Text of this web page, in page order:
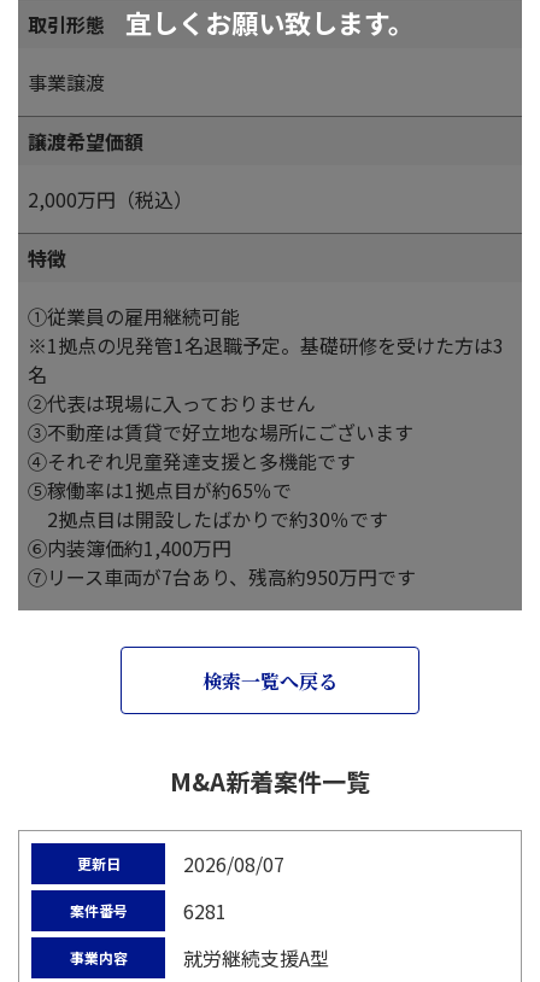
宜しくお願い致します。
取引形態
事業譲渡
譲渡希望価額
2,000万円（税込）
特徴
①従業員の雇用継続可能
※1拠点の児発管1名退職予定。基礎研修を受けた方は3
名
②代表は現場に入っておりません
③不動産は賃貸で好立地な場所にございます
④それぞれ児童発達支援と多機能です
⑤稼働率は1拠点目が約65％で
2拠点目は開設したばかりで約30％です
⑥内装簿価約1,400万円
⑦リース車両が7台あり、残高約950万円です
検索一覧へ戻る
M&A新着案件一覧
更新日 2026/08/07
案件番号 6281
事業内容 就労継続支援A型